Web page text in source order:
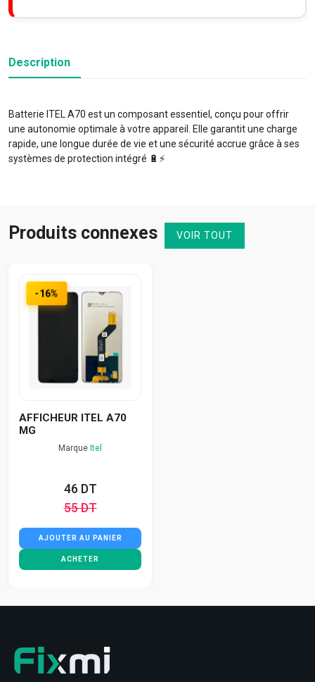
Description
Batterie ITEL A70 est un composant essentiel, conçu pour offrir
une autonomie optimale à votre appareil. Elle garantit une charge
rapide, une longue durée de vie et une sécurité accrue grâce à ses
systèmes de protection intégré 🔋⚡️
Produits connexes VOIR TOUT
-16%
AFFICHEUR ITEL A70
MG
Marque Itel
46 DT
55 DT
AJOUTER AU PANIER
ACHETER